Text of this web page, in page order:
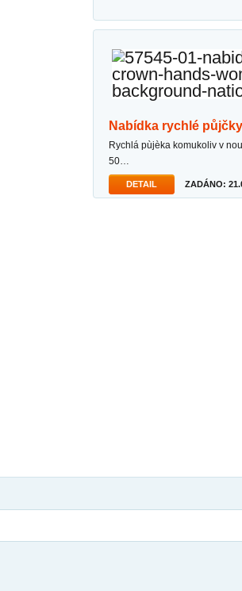
nabídka rychlé
rychlá pùjèka komukoliv v nouzi dobrý den, jsem fyzická osoba schopná poskytovat úvìry ve výši
50…
DETAIL ZADÁNO: